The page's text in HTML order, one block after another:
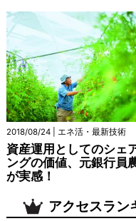
2018/08/24 | エネ活・最新技術
資産運用としてのシェ
ングの価値、元銀行員
が実感！
アクセスラン